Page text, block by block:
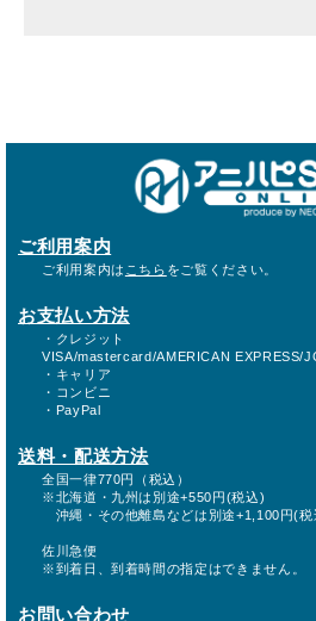
ご利用案内
ご利用案内は こちら をご覧ください。
お支払い方法
・クレジット
VISA/mastercard/AMERICAN EXPRESS/
・キャリア
・コンビニ
・PayPal
送料・配送方法
全国一律770円（税込）
※北海道・九州は別途+550円(税込)
沖縄・その他離島などは別途+1,100円(税
佐川急便
※到着日、到着時間の指定はできません。
お問い合わせ